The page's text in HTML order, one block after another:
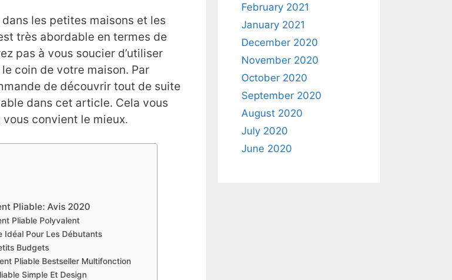
les petites maisons et les
très abordable en termes de
pas à vous soucier d’utiliser
coin de votre maison. Par
de découvrir tout de suite
dans cet article. Cela vous
convient le mieux.
Pliable: Avis 2020
Pliable Polyvalent
Idéal Pour Les Débutants
Budgets
Pliable Bestseller Multifonction
Simple Et Design
February 2021
January 2021
December 2020
November 2020
October 2020
September 2020
August 2020
July 2020
June 2020